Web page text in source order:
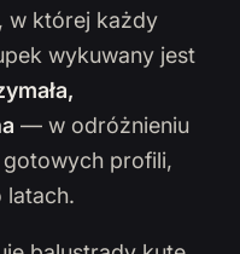
w której każdy
wykuwany jest
— w odróżnieniu
profili,
latach.